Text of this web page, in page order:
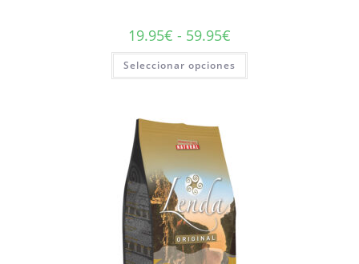
19.95€ - 59.95€
Seleccionar opciones